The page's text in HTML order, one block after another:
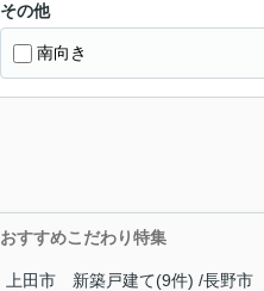
その他
南向き
おすすめこだわり特集
上田市 新築戸建て(9件) 長野市